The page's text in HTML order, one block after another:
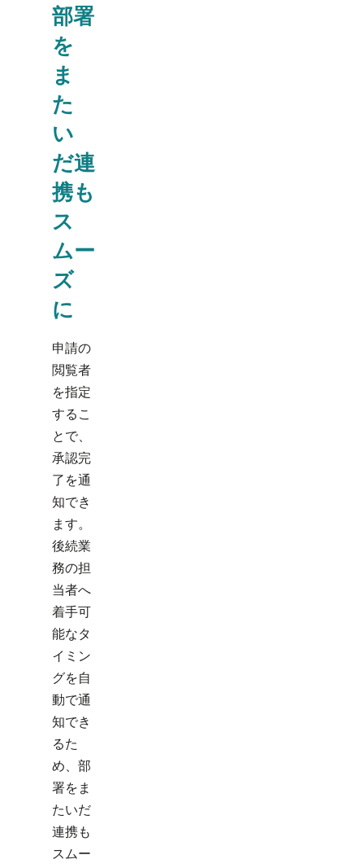
部署
を
ま
た
い
だ連
携も
ス
ムー
ズ
に
申請の
閲覧者
を指定
するこ
とで、
承認完
了を通
知でき
ます。
後続業
務の担
当者へ
着手可
能なタ
イミン
グを自
動で通
知でき
るた
め、部
署をま
たいだ
連携も
スムー